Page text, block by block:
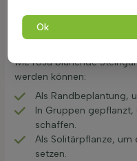
Gestaltung von
Pflanzen bringen zarte
wie rosa blühende
werden können:
Als Randbeplantung,
In Gruppen gepflanzt,
schaffen.
Als Solitärpflanze, um
setzen.
Ok